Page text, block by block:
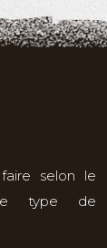
selon le
type de